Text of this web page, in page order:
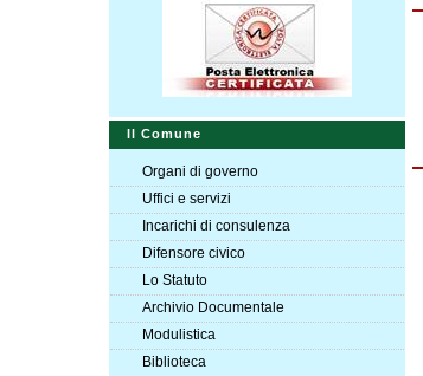
Il Comune
Organi di governo
Uffici e servizi
Incarichi di consulenza
Difensore civico
Lo Statuto
Archivio Documentale
Modulistica
Biblioteca